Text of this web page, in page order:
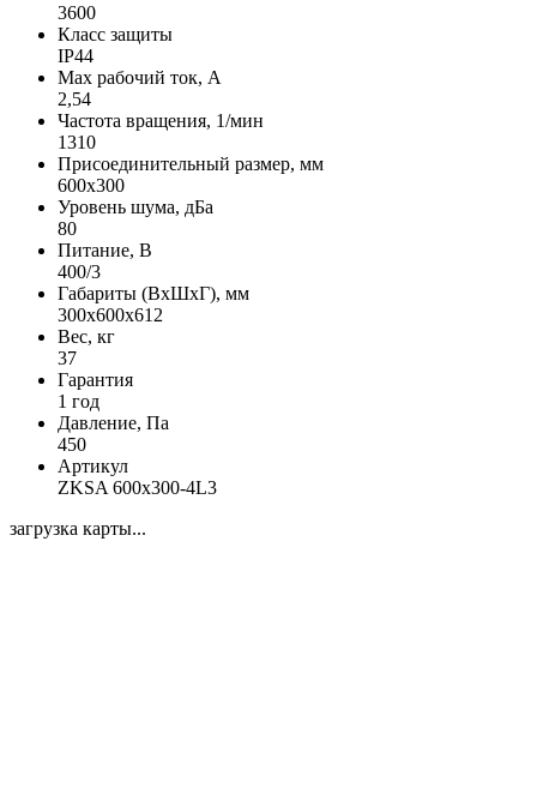
3600
Класс защиты
IP44
Max рабочий ток, А
2,54
Частота вращения, 1/мин
1310
Присоединительный размер, мм
600х300
Уровень шума, дБа
80
Питание, В
400/3
Габариты (ВхШхГ), мм
300х600х612
Вес, кг
37
Гарантия
1 год
Давление, Па
450
Артикул
ZKSA 600х300-4L3
загрузка карты...